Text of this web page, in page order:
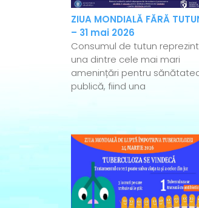
ZIUA MONDIALĂ FĂRĂ
– 31 mai 2026
Consumul de tutun
una dintre cele mai mari
amenințări pentru
publică, fiind una